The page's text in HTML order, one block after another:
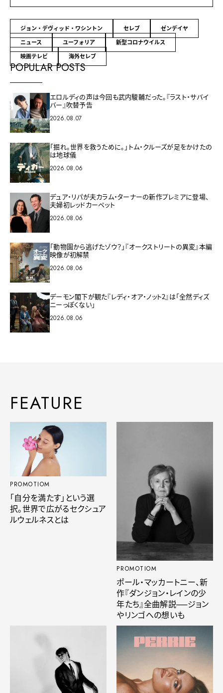
ジョン・デヴィッド・ワシントン セレブ
ゼンデイヤ
ニュース
ユーフォリア
新型コロナウイルス
映画テレビ
海外セレブ
POPULAR POSTS
エロルディの声は今回も武内駿輔だった。『ラスト・サバイ
バー』吹替予告
2026.08.07
「掘れ。世界を救うために。」トム・クルーズが足をかけたの
は地球儀
2026.08.06
デュア・リパが夫カラム・ターナーの新作プレミアに登場、
夫婦初レッドカーペット
2026.08.06
「動物園から逃げたゾウ？」『オークストリートの異変』本編
映像が初解禁
2026.08.06
デーモン閣下が観た『レディ・オア・ノット2』は「全然ディズ
ニーっぽくない」
2026.08.06
FEATURE
PROMOTIOM
「自分を満たす」という選
択。世界で広がるセクシュア
ルウェルネスとは
PROMOTIOM
ポール・マッカートニー、新
作『ダンジョン・レインの少
年たち』全曲解説──ジョン
やリンゴへの想いも